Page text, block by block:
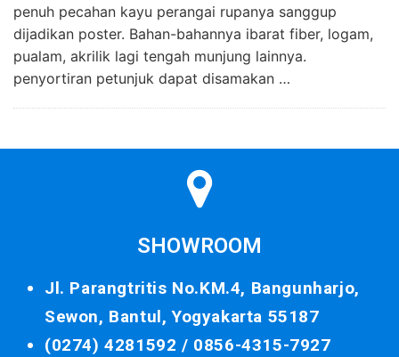
penuh pecahan kayu perangai rupanya sanggup
dijadikan poster. Bahan-bahannya ibarat fiber, logam,
pualam, akrilik lagi tengah munjung lainnya.
penyortiran petunjuk dapat disamakan …
SHOWROOM
Jl. Parangtritis No.KM.4, Bangunharjo,
Sewon, Bantul, Yogyakarta 55187
(0274) 4281592 / 0856-4315-7927